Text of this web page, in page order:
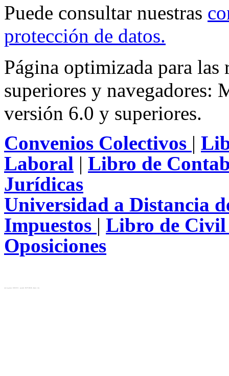
Puede consultar nuestras
protección de datos.
Página optimizada para
superiores y
versión 6.0 y superiores.
Convenios Colectivos |
Laboral | Libro de
Jurídicas
Universidad a Distancia
Impuestos | Libro de
Oposiciones
test( ip_server: 10.28.12.31 , ip_local: 216.73.216.69, cluster: cls)